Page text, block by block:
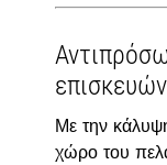
Με την
χώρο του